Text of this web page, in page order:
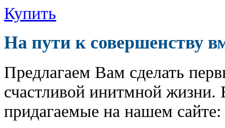
Купить
На пути к совершенству
Предлагаем Вам сделать
счастливой инитмной жизни.
придагаемые на нашем сайте: